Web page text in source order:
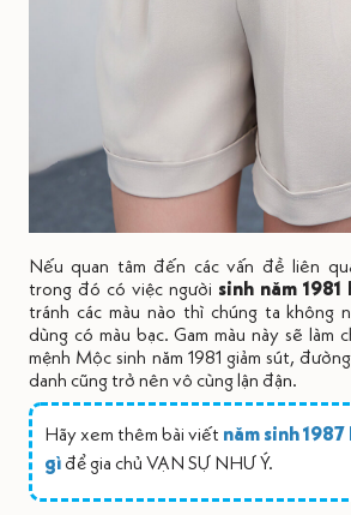
Nếu quan tâm đến các vấn đề liên
trong đó có việc người sinh năm
tránh các màu nào thì chúng ta không
dùng có màu bạc. Gam màu này sẽ làm
mệnh Mộc sinh năm 1981 giảm sút,
danh cũng trở nên vô cùng lận đận.
Hãy xem thêm bài viết năm sinh
gìđể gia chủ VẠN SỰ NHƯ Ý.